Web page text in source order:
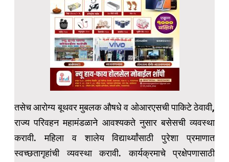
तसेच आरोग्य बूथवर मुबलक औषधे व ओआरएसची पाकिटे ठेवावी,
राज्य परिवहन महामंडळाने आवश्यकते नुसार बसेसची व्यवस्था
करावी. महिला व शालेय विद्यार्थ्यांसाठी पुरेशा प्रमाणात
स्वच्छतागृहांची व्यवस्था करावी. कार्यक्रमाचे प्रक्षेपणासाठी